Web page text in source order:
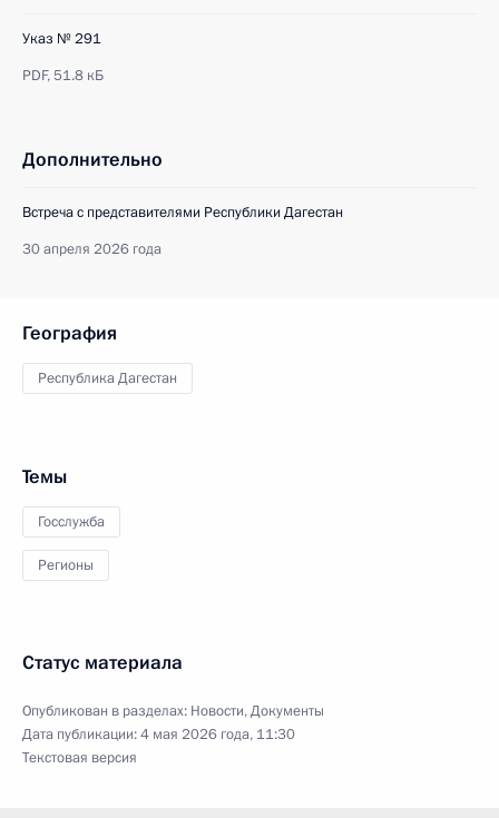
Указ № 291
PDF,51.8 кБ
Дополнительно
Встреча с представителями Республики Дагестан
30 апреля 2026 года
География
Республика Дагестан
Темы
Госслужба
Регионы
Статус материала
Опубликован в разделах: Новости,Документы
Дата публикации:4 мая 2026 года, 11:30
Текстовая версия